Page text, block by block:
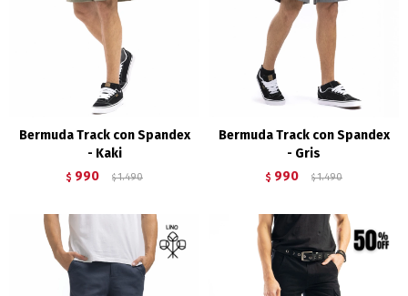
Bermuda Track con Spandex
- Kaki
$ 990 $ 1.490
Bermuda Track con Spandex
- Gris
$ 990 $ 1.490